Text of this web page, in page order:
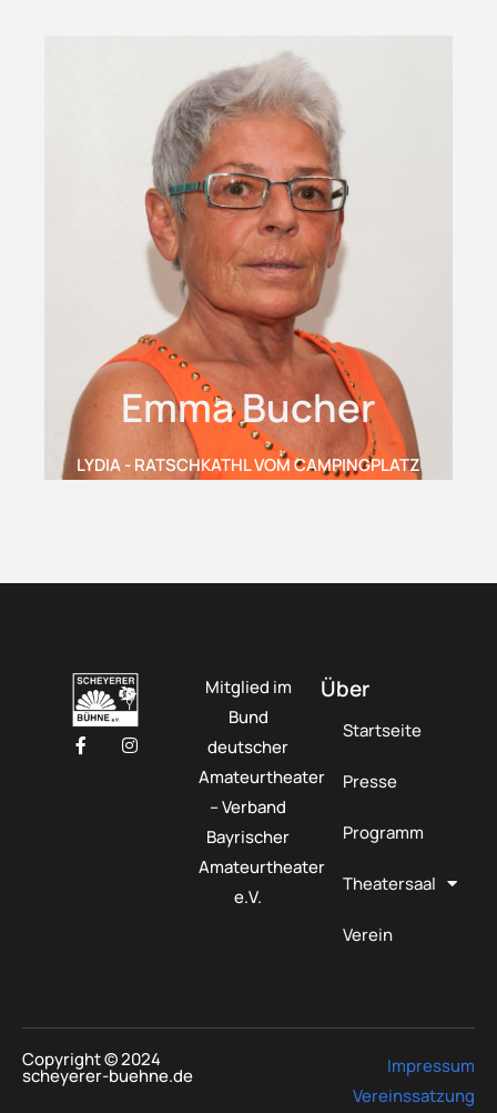
Emma Bucher
LYDIA - RATSCHKATHL VOM CAMPINGPLATZ
Mitglied im
Bund
deutscher
Amateurtheater
– Verband
Bayrischer
Amateurtheater
e.V.
Über
Startseite
Presse
Programm
Theatersaal
Verein
Copyright © 2024
scheyerer-buehne.de
Impressum
Vereinssatzung